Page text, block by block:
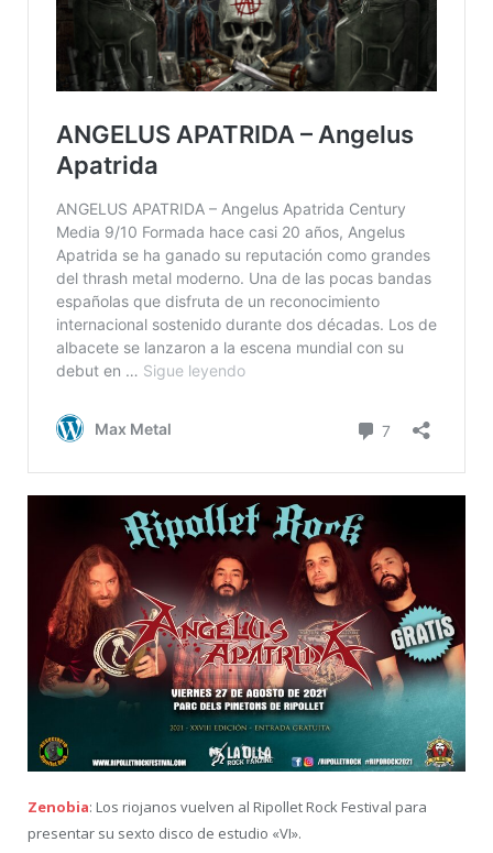
Zenobia: Los riojanos vuelven al Ripollet Rock Festival para
presentar su sexto disco de estudio «VI».